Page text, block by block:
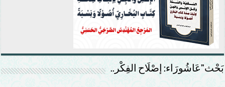
بَحْث”عَاشُورَاء: إصْلَاح الفِكْر..